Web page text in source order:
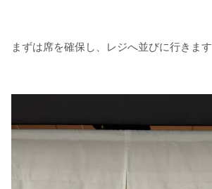
まずは席を確保し、レジへ並びに行きます